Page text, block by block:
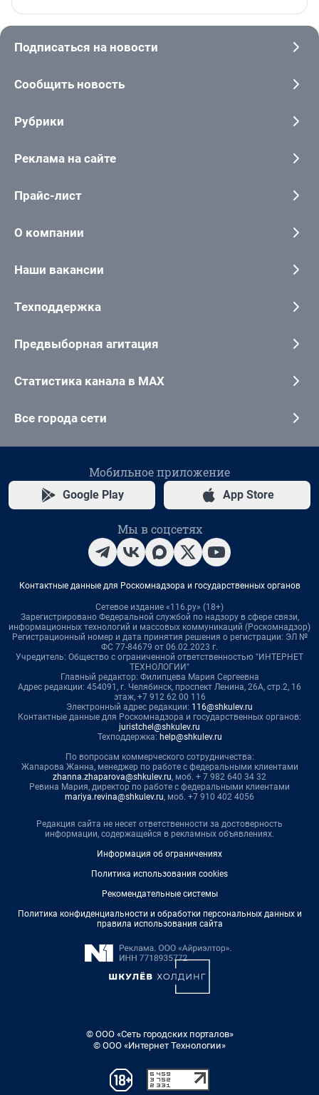
Подписаться на новости
Сообщить новость
Рубрики
Реклама на сайте
Прайс-лист
О компании
Наши вакансии
Техподдержка
Предвыборная агитация
Статистика канала в MAX
Все города сети
Мобильное приложение
Google Play App Store
Мы в соцсетях
Контактные данные для Роскомнадзора и государственных органов
Сетевое издание «116.ру» (18+)
Зарегистрировано Федеральной службой по надзору в сфере связи,
информационных технологий и массовых коммуникаций (Роскомнадзор)
Регистрационный номер и дата принятия решения о регистрации: ЭЛ №
ФС 77-84679 от 06.02.2023 г.
Учредитель: Общество с ограниченной ответственностью "ИНТЕРНЕТ
ТЕХНОЛОГИИ"
Главный редактор: Филипцева Мария Сергеевна
Адрес редакции: 454091, г. Челябинск, проспект Ленина, 26А, стр.2, 16
этаж, +7 912 62 00 116
Электронный адрес редакции: 116@shkulev.ru
Контактные данные для Роскомнадзора и государственных органов:
juristchel@shkulev.ru
Техподдержка: help@shkulev.ru
По вопросам коммерческого сотрудничества:
Жапарова Жанна, менеджер по работе с федеральными клиентами
zhanna.zhaparova@shkulev.ru, моб. + 7 982 640 34 32
Ревина Мария, директор по работе с федеральными клиентами
mariya.revina@shkulev.ru, моб. +7 910 402 4056
Редакция сайта не несет ответственности за достоверность
информации, содержащейся в рекламных объявлениях.
Информация об ограничениях
Политика использования cookies
Рекомендательные системы
Политика конфиденциальности и обработки персональных данных и
правила использования сайта
© ООО «Сеть городских порталов»
© ООО «Интернет Технологии»